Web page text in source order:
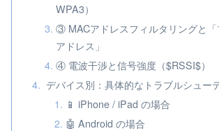
WPA3）
③ MACアドレスフィルタリングと「
アドレス」
④ 電波干渉と信号強度（$RSSI$）
デバイス別：具体的なトラブルシュー
📱 iPhone / iPad の場合
🤖 Android の場合